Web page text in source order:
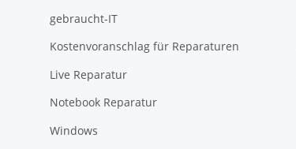
gebraucht-IT
Kostenvoranschlag für Reparaturen
Live Reparatur
Notebook Reparatur
Windows